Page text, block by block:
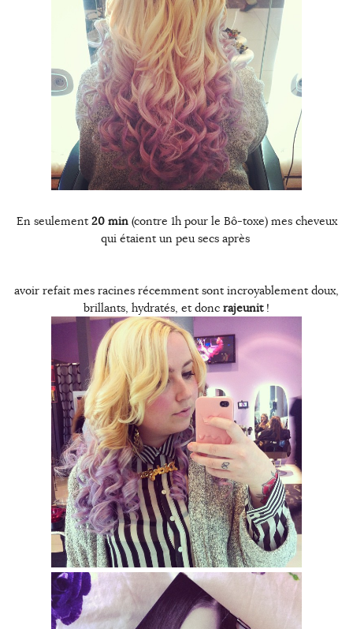
En seulement20 min(contre 1h pour le Bô-toxe) mes cheveux
qui étaient un peu secs après
avoir refait mes racines récemment sont incroyablement doux,
brillants, hydratés, et donc rajeunit!